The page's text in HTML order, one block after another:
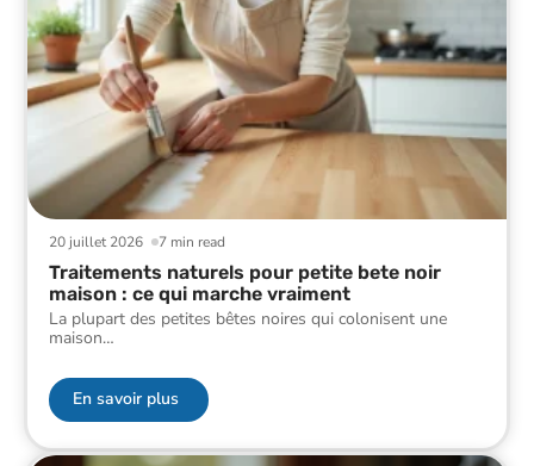
7 min read
20 juillet 2026
Traitements naturels pour petite bete noir
maison : ce qui marche vraiment
La plupart des petites bêtes noires qui colonisent une
maison…
En savoir plus